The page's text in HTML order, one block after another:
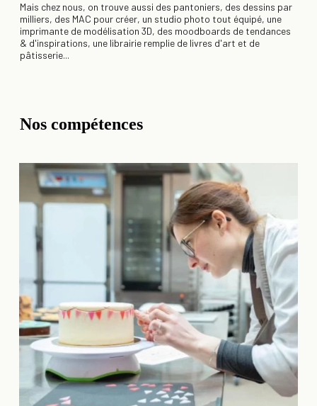
Mais chez nous, on trouve aussi des pantoniers, des dessins par
milliers, des MAC pour créer, un studio photo tout équipé, une
imprimante de modélisation 3D, des moodboards de tendances
& d'inspirations, une librairie remplie de livres d'art et de
pâtisserie...
Nos compétences